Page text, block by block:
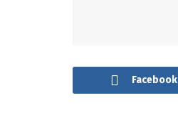
Facebook